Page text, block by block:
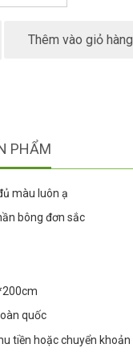
Thêm vào giỏ hàng
PHẨM
màu luôn ạ
bông đơn sắc
quốc
tiền hoặc chuyển khoản